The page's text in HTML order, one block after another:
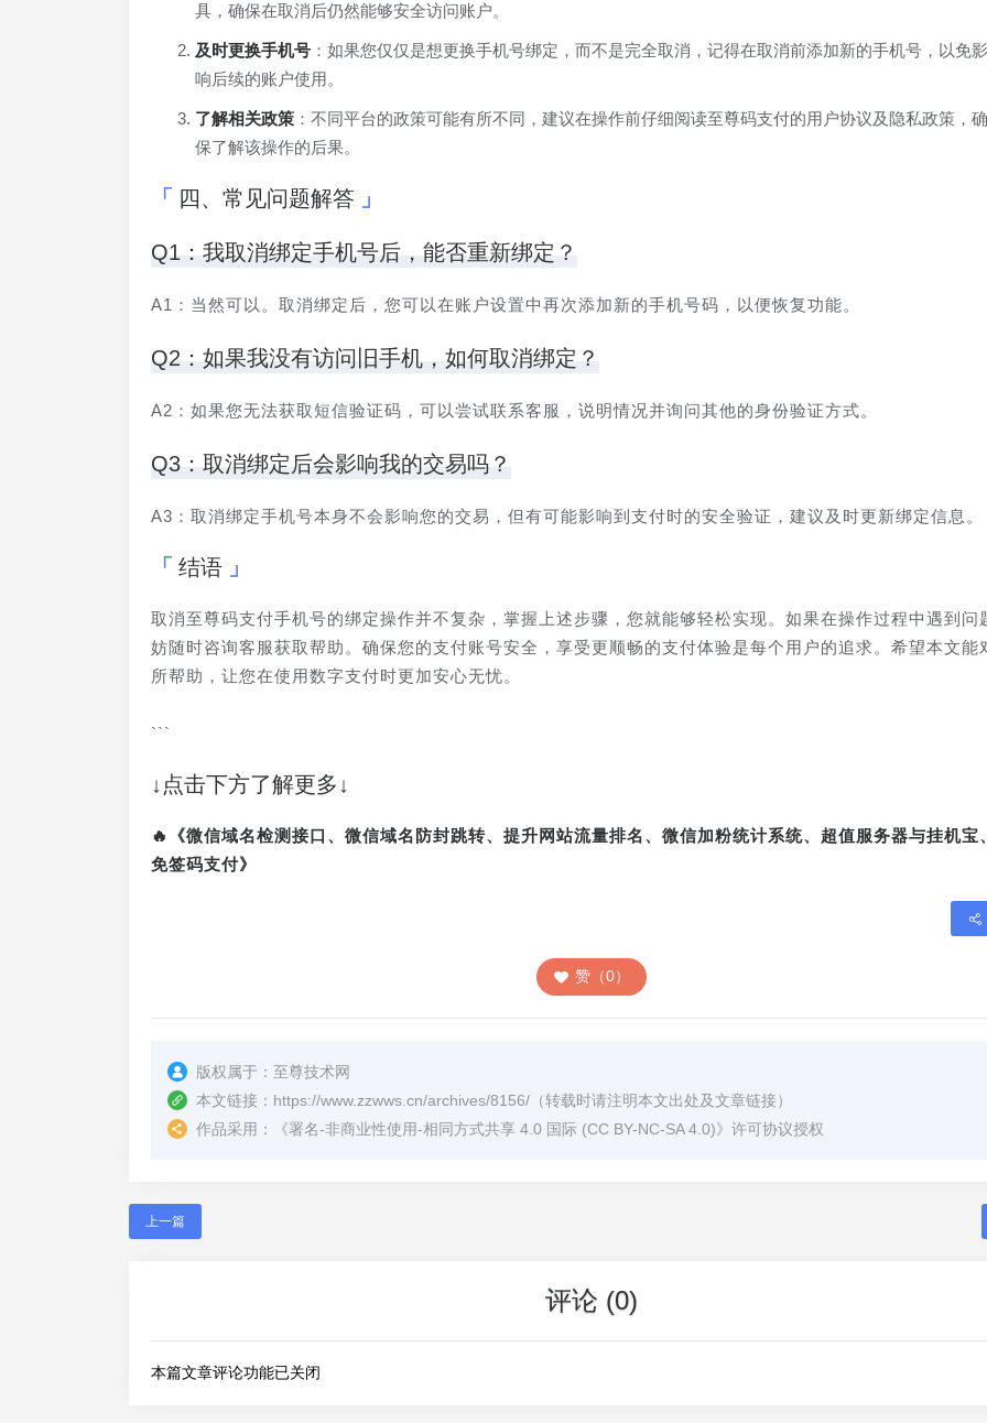
具，确保在取消后仍然能够安全访问账户。
及时更换手机号 ：如果您仅仅是想更换手机号绑定，而不是完全取消，记得在取消前添加新的手机号，以免影
响后续的账户使用。
了解相关政策 ：不同平台的政策可能有所不同，建议在操作前仔细阅读至尊码支付的用户协议及隐私政策，确
保了解该操作的后果。
四、常见问题解答
Q1：我取消绑定手机号后，能否重新绑定？
A1：当然可以。取消绑定后，您可以在账户设置中再次添加新的手机号码，以便恢复功能。
Q2：如果我没有访问旧手机，如何取消绑定？
A2：如果您无法获取短信验证码，可以尝试联系客服，说明情况并询问其他的身份验证方式。
Q3：取消绑定后会影响我的交易吗？
A3：取消绑定手机号本身不会影响您的交易，但有可能影响到支付时的安全验证，建议及时更新绑定信息。
结语
取消至尊码支付手机号的绑定操作并不复杂，掌握上述步骤，您就能够轻松实现。如果在操作过程中遇到问
妨随时咨询客服获取帮助。确保您的支付账号安全，享受更顺畅的支付体验是每个用户的追求。希望本文能
所帮助，让您在使用数字支付时更加安心无忧。
```
↓点击下方了解更多↓
🔥《微信域名检测接口、微信域名防封跳转、提升网站流量排名、微信加粉统计系统、超值服务器与挂机宝
免签码支付》
赞（0）
版权属于： 至尊技术网
本文链接： https://www.zzwws.cn/archives/8156/ （转载时请注明本文出处及文章链接）
作品采用：
《署名-非商业性使用-相同方式共享 4.0 国际 (CC BY-NC-SA 4.0)》许可协议授权
上一篇
评论 (0)
本篇文章评论功能已关闭